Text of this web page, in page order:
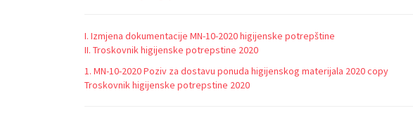
I. Izmjena dokumentacije MN-10-2020 higijenske potrepštine
II. Troskovnik higijenske potrepstine 2020
1. MN-10-2020 Poziv za dostavu ponuda higijenskog materijala 2020 copy
Troskovnik higijenske potrepstine 2020